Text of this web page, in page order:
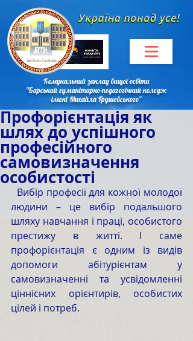
Комунальний заклад вищої освіти
"Барський гуманітарно-педагогічний коледж
імені Михайла Грушевського"
Профорієнтація як
шлях до успішного
професійного
самовизначення
особистості
людини – це вибір подальшого
шляху навчання і праці, особистого
престижу в житті. І саме
профорієнтація є одним із видів
допомоги абітурієнтам у
самовизначенні та усвідомленні
ціннісних орієнтирів, особистих
цілей і потреб.